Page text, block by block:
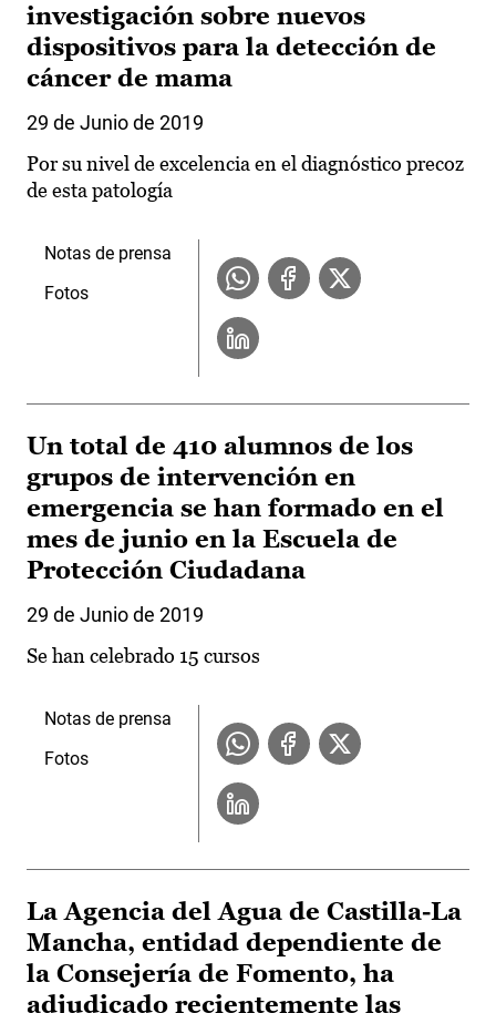
investigación sobre nuevos
dispositivos para la detección de
cáncer de mama
29 de Junio de 2019
Por su nivel de excelencia en el diagnóstico precoz
de esta patología
Notas de prensa
Fotos
Un total de 410 alumnos de los
grupos de intervención en
emergencia se han formado en el
mes de junio en la Escuela de
Protección Ciudadana
29 de Junio de 2019
Se han celebrado 15 cursos
Notas de prensa
Fotos
La Agencia del Agua de Castilla-La
Mancha, entidad dependiente de
la Consejería de Fomento, ha
adjudicado recientemente las